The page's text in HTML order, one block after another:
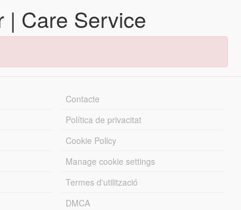
| Care Service
Contacte
Política de privacitat
Cookie Policy
Manage cookie settings
Termes d'utilització
DMCA